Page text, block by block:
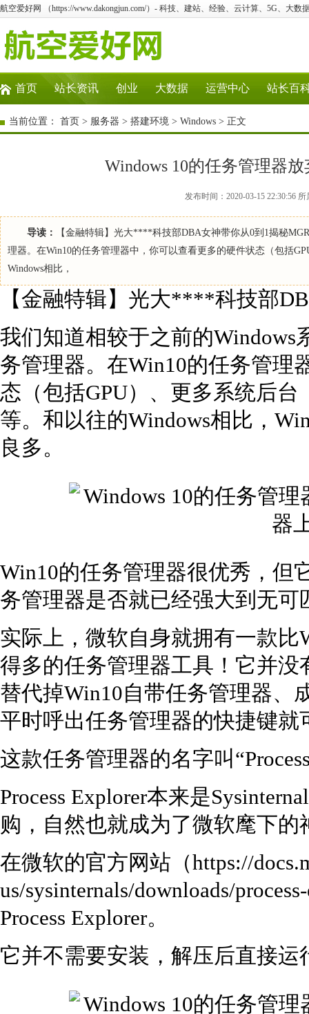
航空爱好网 （https://www.dakongjun.com/）- 科技、建站、经验、云计算、5G、大数
首页 站长资讯 创业 大数据 运营中心 站长百
当前位置： 首页 > 服务器 > 搭建环境 > Windows > 正文
Windows 10的任务管理器
发布时间：2020-03-15 22:30:56
导读：
【金融特辑】光大****科技部DBA女神带你从0到1揭秘
理器。在Win10的任务管理器中，你可以查看更多的硬件状态（包括
Windows相比，
【金融特辑】光大****科技部
我们知道相较于之前的Windows
务管理器。在Win10的任务管理
态（包括GPU）、更多系统后
等。和以往的Windows相比，
良多。
Win10的任务管理器很优秀，但
务管理器是否就已经强大到无
实际上，微软自身就拥有一款
得多的任务管理器工具！它并
替代掉Win10自带任务管理器、
平时呼出任务管理器的快捷键
这款任务管理器的名字叫
Process Explorer本来是
购，自然也就成为了微软麾下的
在微软的官方网站（https://
us/sysinternals/downloads/
Process Explorer。
它并不需要安装，解压后直接运